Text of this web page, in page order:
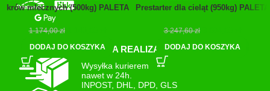
krów mlecznych (500kg) PALETA
1 174,00zł
DODAJ DO KOSZYKA
Prestarter dla cieląt (950kg) PALETA
3 247,60zł
DODAJ DO KOSZYKA
SZYBKA REALIZACJA
Wysyłka kurierem
nawet w 24h.
INPOST, DHL, DPD, GLS